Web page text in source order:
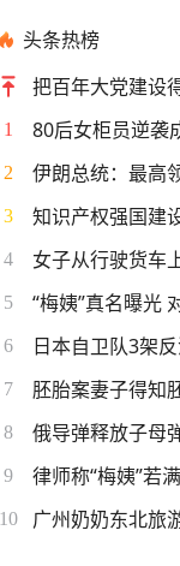
头条热榜
把百年大党建设
1 80后女柜员逆袭
2
3 知识产权强国建
4 女子从行驶货车
5 “梅姨”真名曝光
6
7 胚胎案妻子得知
8 俄导弹释放子母
9 律师称“梅姨”若
10 广州奶奶东北旅